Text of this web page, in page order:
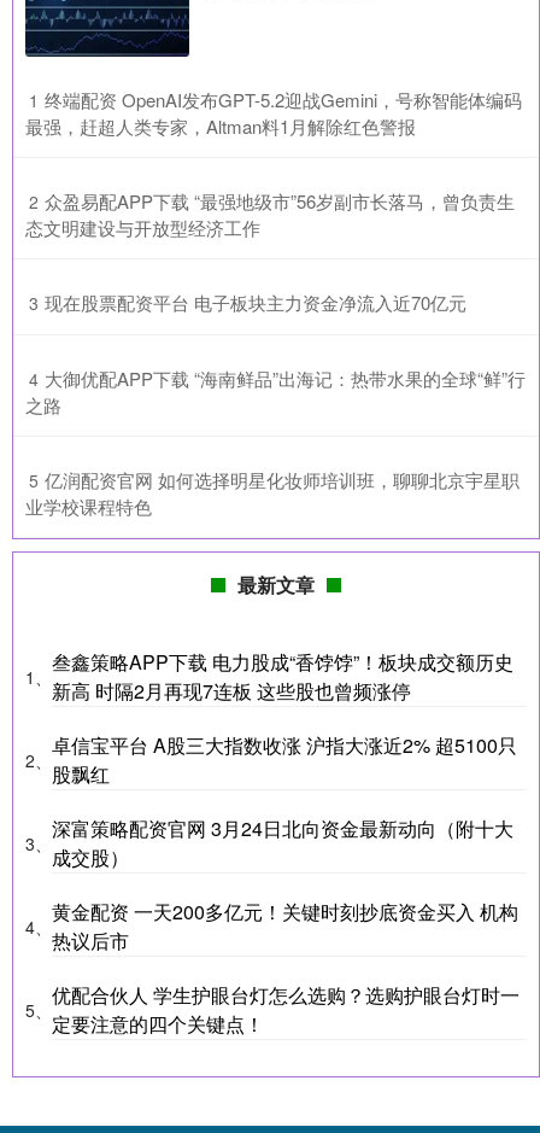
1 ​终端配资 OpenAI发布GPT-5.2迎战Gemini，号称智能体编码
最强，赶超人类专家，Altman料1月解除红色警报
2 ​众盈易配APP下载 “最强地级市”56岁副市长落马，曾负责生
态文明建设与开放型经济工作
3 ​现在股票配资平台 电子板块主力资金净流入近70亿元
4 ​大御优配APP下载 “海南鲜品”出海记：热带水果的全球“鲜”行
之路
5 ​亿润配资官网 如何选择明星化妆师培训班，聊聊北京宇星职
业学校课程特色
最新文章
1、
叁鑫策略APP下载 电力股成“香饽饽”！板块成交额历史
新高 时隔2月再现7连板 这些股也曾频涨停
2、
卓信宝平台 A股三大指数收涨 沪指大涨近2% 超5100只
股飘红
3、
深富策略配资官网 3月24日北向资金最新动向（附十大
成交股）
4、
黄金配资 一天200多亿元！关键时刻抄底资金买入 机构
热议后市
5、
优配合伙人 学生护眼台灯怎么选购？选购护眼台灯时一
定要注意的四个关键点！